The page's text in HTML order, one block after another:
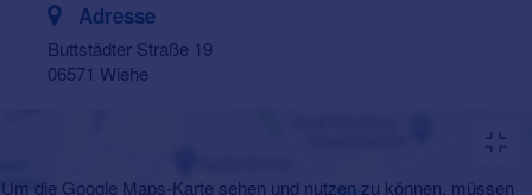
Adresse
Buttstädter Straße 19
06571 Wiehe
Um die Google Maps-Karte sehen und nutzen zu können, müssen